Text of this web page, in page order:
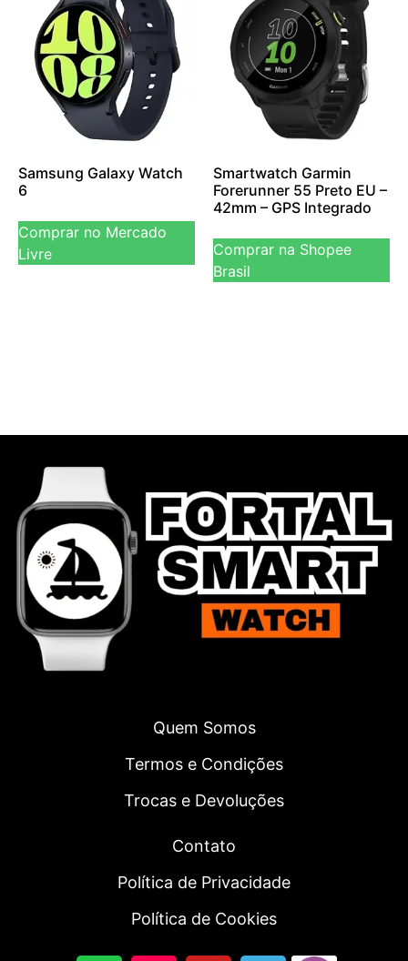
Samsung Galaxy Watch
6
Comprar no Mercado
Livre
Smartwatch Garmin
Forerunner 55 Preto EU –
42mm – GPS Integrado
Comprar na Shopee
Brasil
Quem Somos
Termos e Condições
Trocas e Devoluções
Contato
Política de Privacidade
Política de Cookies